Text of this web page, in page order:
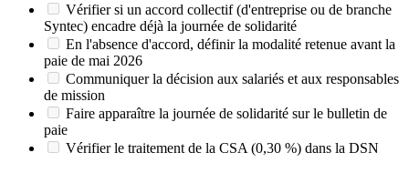
Vérifier si un accord collectif (d'entreprise ou de branche
Syntec) encadre déjà la journée de solidarité
En l'absence d'accord, définir la modalité retenue avant la
paie de mai 2026
Communiquer la décision aux salariés et aux responsables
de mission
Faire apparaître la journée de solidarité sur le bulletin de
paie
Vérifier le traitement de la CSA (0,30 %) dans la DSN